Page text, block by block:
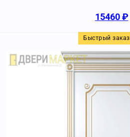
15460₽
Быстрый заказ